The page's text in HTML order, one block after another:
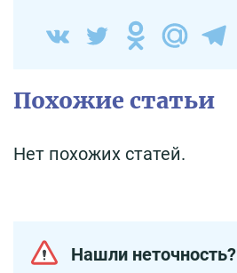
Похожие статьи
Нет похожих статей.
Нашли неточность?